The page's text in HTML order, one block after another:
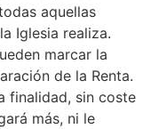
aquellas
Iglesia realiza.
marcar la
de la Renta.
finalidad, sin coste
más, ni le